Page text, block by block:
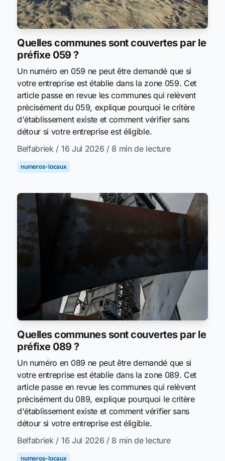
Quelles communes sont couvertes par le
préfixe 059 ?
Un numéro en 059 ne peut être demandé que si
votre entreprise est établie dans la zone 059. Cet
article passe en revue les communes qui relèvent
précisément du 059, explique pourquoi le critère
d'établissement existe et comment vérifier sans
détour si votre entreprise est éligible.
Belfabriek / 16 Jul 2026 / 8 min de lecture
numeros-locaux
Quelles communes sont couvertes par le
préfixe 089 ?
Un numéro en 089 ne peut être demandé que si
votre entreprise est établie dans la zone 089. Cet
article passe en revue les communes qui relèvent
précisément du 089, explique pourquoi le critère
d'établissement existe et comment vérifier sans
détour si votre entreprise est éligible.
Belfabriek / 16 Jul 2026 / 8 min de lecture
numeros-locaux